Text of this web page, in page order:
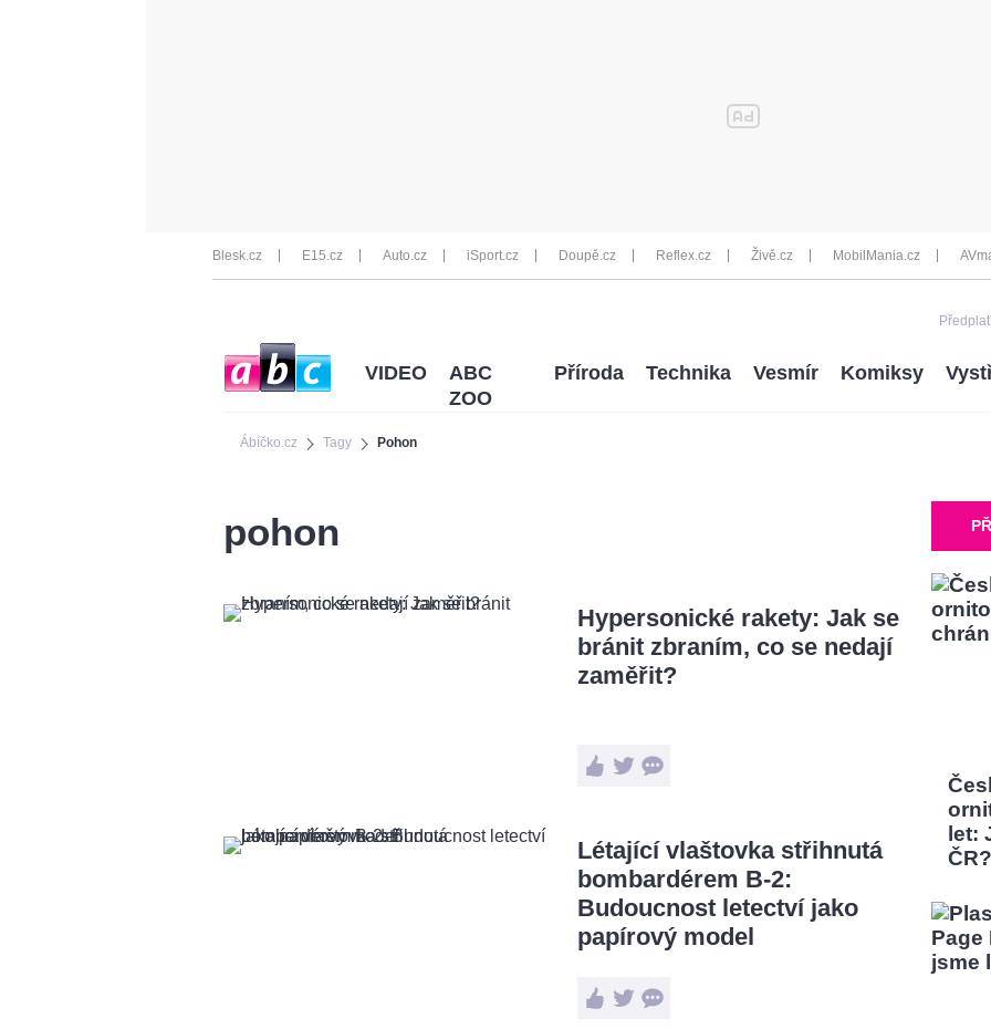
Blesk.cz E15.cz Auto.cz iSport.cz Doupě.cz Reflex.cz Živě.cz MobilMania.cz
Ábíčko.cz Tagy Pohon
VIDEO
ABC
ZOO
Příroda Technika Vesmír Komiksy
pohon
Hypersonické rakety: Jak se
bránit zbraním, co se nedají
zaměřit?
Létající vlaštovka střihnutá
bombardérem B-2:
Budoucnost letectví jako
papírový model
let:
ČR?